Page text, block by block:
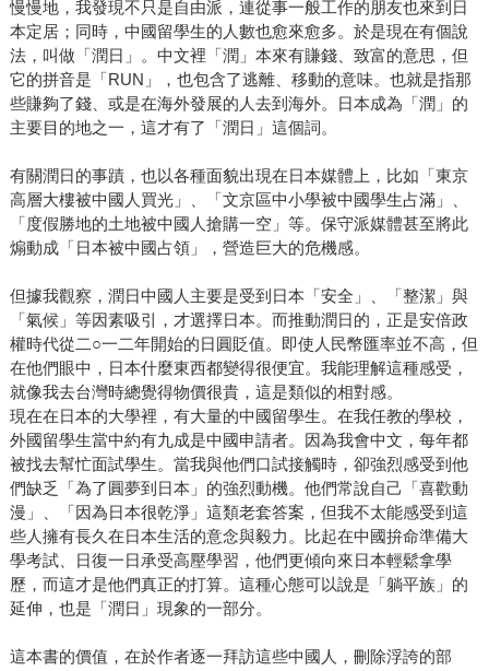
慢慢地，我發現不只是自由派，連從事一般工作的朋友也來到日
本定居；同時，中國留學生的人數也愈來愈多。於是現在有個說
法，叫做「潤日」。中文裡「潤」本來有賺錢、致富的意思，但
它的拼音是「RUN」，也包含了逃離、移動的意味。也就是指那
些賺夠了錢、或是在海外發展的人去到海外。日本成為「潤」的
主要目的地之一，這才有了「潤日」這個詞。
有關潤日的事蹟，也以各種面貌出現在日本媒體上，比如「東京
高層大樓被中國人買光」、「文京區中小學被中國學生占滿」、
「度假勝地的土地被中國人搶購一空」等。保守派媒體甚至將此
煽動成「日本被中國占領」，營造巨大的危機感。
但據我觀察，潤日中國人主要是受到日本「安全」、「整潔」與
「氣候」等因素吸引，才選擇日本。而推動潤日的，正是安倍政
權時代從二○一二年開始的日圓貶值。即使人民幣匯率並不高，但
在他們眼中，日本什麼東西都變得很便宜。我能理解這種感受，
就像我去台灣時總覺得物價很貴，這是類似的相對感。
現在在日本的大學裡，有大量的中國留學生。在我任教的學校，
外國留學生當中約有九成是中國申請者。因為我會中文，每年都
被找去幫忙面試學生。當我與他們口試接觸時，卻強烈感受到他
們缺乏「為了圓夢到日本」的強烈動機。他們常說自己「喜歡動
漫」、「因為日本很乾淨」這類老套答案，但我不太能感受到這
些人擁有長久在日本生活的意念與毅力。比起在中國拚命準備大
學考試、日復一日承受高壓學習，他們更傾向來日本輕鬆拿學
歷，而這才是他們真正的打算。這種心態可以說是「躺平族」的
延伸，也是「潤日」現象的一部分。
這本書的價值，在於作者逐一拜訪這些中國人，刪除浮誇的部